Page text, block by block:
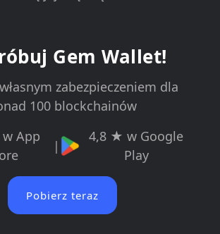
Gem Wallet!
zabezpieczeniem dla
100 blockchainów
App
|
4,8 ★ w Google
Play
Pobierz teraz